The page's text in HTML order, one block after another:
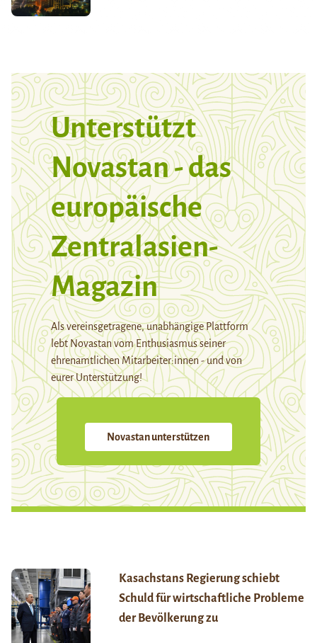
Unterstützt
Novastan - das
europäische
Zentralasien-
Magazin
Als vereinsgetragene, unabhängige Plattform
lebt Novastan vom Enthusiasmus seiner
ehrenamtlichen Mitarbeiter:innen - und von
eurer Unterstützung!
Novastan unterstützen
Kasachstans Regierung schiebt
Schuld für wirtschaftliche Probleme
der Bevölkerung zu